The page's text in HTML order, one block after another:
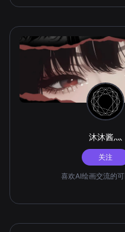
沐沐酱灬
关注
喜欢AI绘画交流的